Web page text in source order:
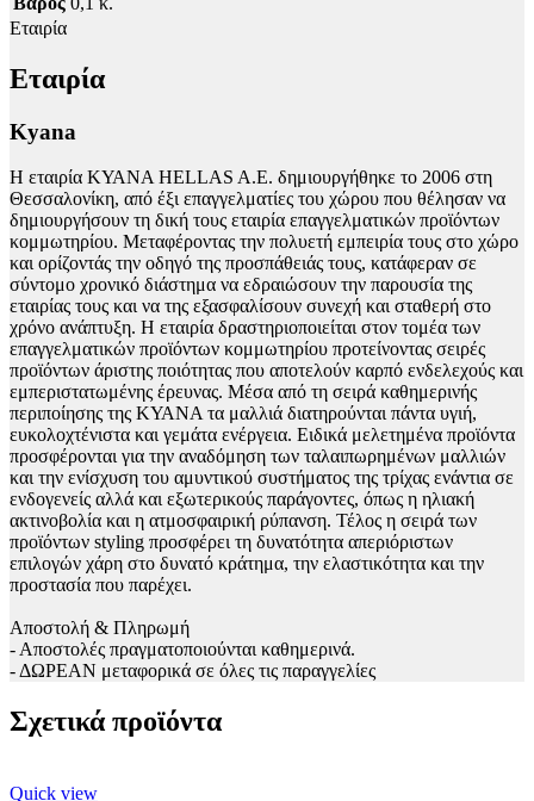
Εταιρία
Εταιρία
Kyana
Η εταιρία ΚΥΑΝΑ HELLAS A.E. δημιουργήθηκε το 2006 στη
Θεσσαλονίκη, από έξι επαγγελματίες του χώρου που θέλησαν να
δημιουργήσουν τη δική τους εταιρία επαγγελματικών προϊόντων
κομμωτηρίου. Μεταφέροντας την πολυετή εμπειρία τους στο χώρο
και ορίζοντάς την οδηγό της προσπάθειάς τους, κατάφεραν σε
σύντομο χρονικό διάστημα να εδραιώσουν την παρουσία της
εταιρίας τους και να της εξασφαλίσουν συνεχή και σταθερή στο
χρόνο ανάπτυξη. Η εταιρία δραστηριοποιείται στον τομέα των
επαγγελματικών προϊόντων κομμωτηρίου προτείνοντας σειρές
προϊόντων άριστης ποιότητας που αποτελούν καρπό ενδελεχούς και
εμπεριστατωμένης έρευνας. Μέσα από τη σειρά καθημερινής
περιποίησης της ΚΥΑΝΑ τα μαλλιά διατηρούνται πάντα υγιή,
ευκολοχτένιστα και γεμάτα ενέργεια. Ειδικά μελετημένα προϊόντα
προσφέρονται για την αναδόμηση των ταλαιπωρημένων μαλλιών
και την ενίσχυση του αμυντικού συστήματος της τρίχας ενάντια σε
ενδογενείς αλλά και εξωτερικούς παράγοντες, όπως η ηλιακή
ακτινοβολία και η ατμοσφαιρική ρύπανση. Τέλος η σειρά των
προϊόντων styling προσφέρει τη δυνατότητα απεριόριστων
επιλογών χάρη στο δυνατό κράτημα, την ελαστικότητα και την
προστασία που παρέχει.
Αποστολή & Πληρωμή
- Αποστολές πραγματοποιούνται καθημερινά.
- ΔΩΡΕΑΝ μεταφορικά σε όλες τις παραγγελίες
Σχετικά προϊόντα
Quick view